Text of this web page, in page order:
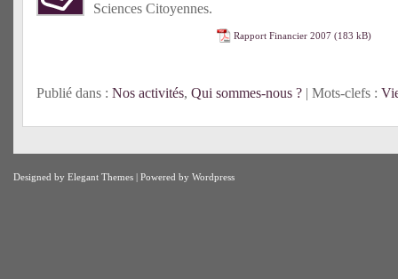
Sciences Citoyennes.
Rapport Financier 2007
Publié dans : Nos activités, Qui sommes-nous ? | Mots-clefs :
Designed by Elegant Themes | Powered by Wordpress